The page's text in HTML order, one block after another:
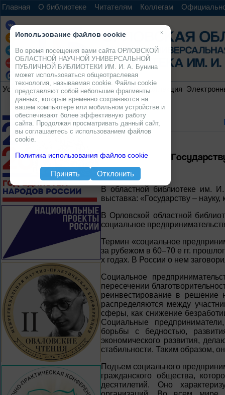
Главная О библиотеке Читателям Коллегам
Услуги Ресурсы Проекты Электронная коллекция
В областной библиотеке им.
выставка: «Государству –
В Орловской областной
социальное
Термин «социальное
за рубежом в 60–70 е гг.
х годах. В России о нем
Социальное
пересечении
реинвестирование в
распределяются между
сферы, как снижение
Социальные
борьбы с бедностью,
экономического развития,
стабильности. Таким образом,
Подъем социального
гражданского общества,
десятилетий. Оно
×
Использование файлов cookie
Во время посещения вами сайта ОРЛОВСКОЙ
ОБЛАСТНОЙ НАУЧНОЙ УНИВЕРСАЛЬНОЙ
ПУБЛИЧНОЙ БИБЛИОТЕКИ ИМ. И. А. Бунина
может использоваться общеотраслевая
технология, называемая cookie. Файлы cookie
представляют собой небольшие фрагменты
данных, которые временно сохраняются на
вашем компьютере или мобильном устройстве и
обеспечивают более эффективную работу
сайта. Продолжая просматривать данный сайт,
вы соглашаетесь с использованием файлов
cookie.
Политика использования файлов cookie
Принять Отклонить